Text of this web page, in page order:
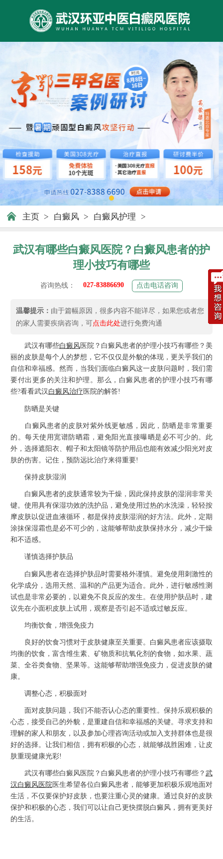
主页 > 白癜风 > 白癜风护理 >
武汉有哪些白癜风医院？白癜风患者的护
理小技巧有哪些
咨询热线： 027-83886690 点击电话咨询
温馨提示： 由于篇幅原因，很多内容不能详尽，如果您或者您
的家人需要疾病咨询，可点击此处进行免费沟通
武汉有哪些白癜风 医院？白癜风患者的护理小技巧有哪些？美
丽的皮肤是每个人的梦想，它不仅仅是外貌的体现，更关乎我们的
自信和幸福感。然而，当我们面临白癜风这一皮肤问题时，我们需
要付出更多的关注和护理。那么，白癜风患者的护理小技巧有哪
些?看看武汉 白癜风治疗 医院的解答!
防晒是关键
白癜风患者的皮肤对紫外线更敏感，因此，防晒是非常重要
的。每天使用宽谱防晒霜，避免阳光直接曝晒是必不可少的。此
外，选择遮阳衣、帽子和太阳镜等防护用品也能有效减少阳光对皮
肤的伤害。记住，预防远比治疗来得重要!
保持皮肤湿润
白癜风患者的皮肤通常较为干燥，因此保持皮肤的湿润非常关
键。使用具有保湿功效的洗护品，避免使用过热的水洗澡，轻轻按
摩皮肤以促进血液循环，都是保持皮肤湿润的好方法。此外，定期
涂抹保湿霜也是必不可少的，这能够帮助皮肤保持水分，减少干燥
和不适感。
谨慎选择护肤品
白癜风患者在选择护肤品时需要格外谨慎。避免使用刺激性的
化学成分，选用天然、温和的产品更为适合。此外，进行敏感性测
试也是非常必要的，以避免不良反应的发生。在使用护肤品时，建
议先在小面积皮肤上试用，观察是否引起不适或过敏反应。
均衡饮食，增强免疫力
良好的饮食习惯对于皮肤健康至关重要。白癜风患者应该摄取
均衡的饮食，富含维生素、矿物质和抗氧化剂的食物，如水果、蔬
菜、全谷类食物、坚果等。这能够帮助增强免疫力，促进皮肤的健
康。
调整心态，积极面对
面对皮肤问题，我们不能否认心态的重要性。保持乐观积极的
心态，接受自己的外貌，是重建自信和幸福感的关键。寻求支持和
理解的家人和朋友，以及参加心理咨询活动或加入支持群体也是很
好的选择。让我们相信，拥有积极的心态，就能够战胜困难，让皮
肤重现健康光彩!
武汉有哪些白癜风医院？白癜风患者的护理小技巧有哪些？ 武
汉白癜风医院 医生希望各位白癜风患者，能够更加积极乐观地面对
生活，不仅要保护好皮肤，也要注重心灵的健康。通过良好的皮肤
保护和积极的心态，我们可以让自己更快摆脱白癜风，拥有更美好
的生活。